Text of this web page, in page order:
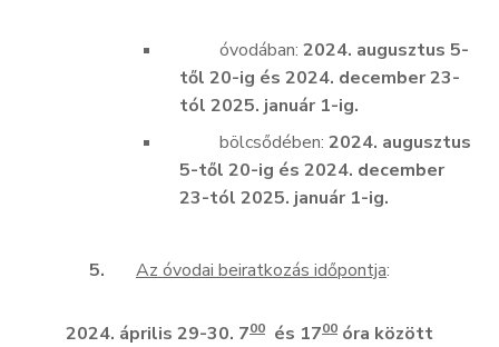
óvodában: 2024. augusztus 5-
től 20-ig és 2024. december 23-
tól 2025. január 1-ig.
bölcsődében: 2024. augusztus
5-től 20-ig és 2024. december
23-tól 2025. január 1-ig.
5. Az óvodai beiratkozás időpontja:
2024. április 29-30. 700 és 1700 óra között